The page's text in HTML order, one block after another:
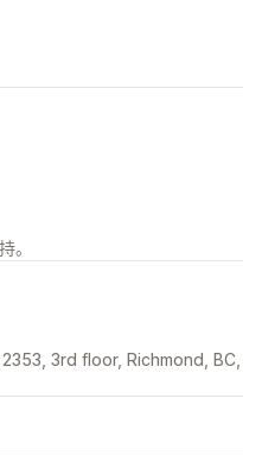
。
3rd floor, Richmond, BC,